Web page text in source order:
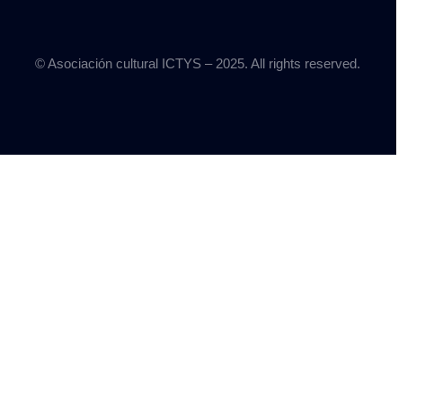
© Asociación cultural ICTYS – 2025. All rights reserved.